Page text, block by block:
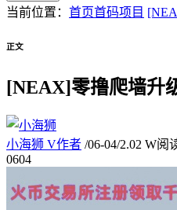
当前位置： 首页首码项目
正文
[NEAX]零撸爬墙升
小海狮 V作者 /06-04/2.02 W阅
0604